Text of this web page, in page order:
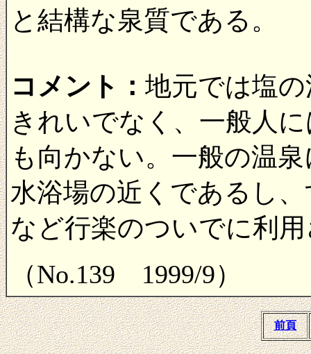
と結構な泉質である。
コメント： 地元では塩
きれいでなく、一般人
も向かない。一般の温
水浴場の近くであるし
など行楽のついでに利
（No.139 1999/9）
前頁